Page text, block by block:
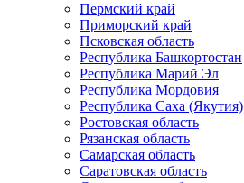
Пермский край
Приморский край
Псковская область
Республика Башкортостан
Республика Марий Эл
Республика Мордовия
Республика Саха (Якутия)
Ростовская область
Рязанская область
Самарская область
Саратовская область